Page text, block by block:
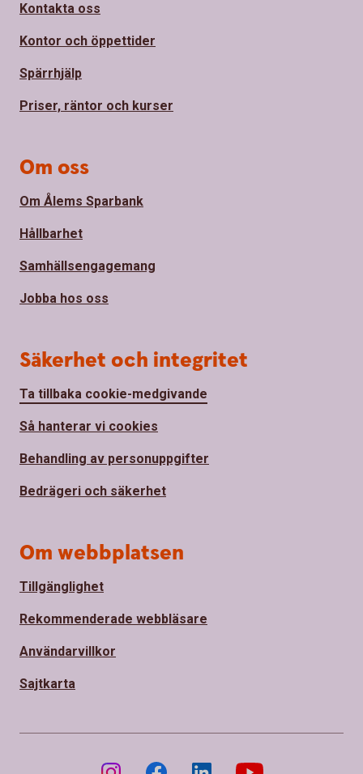
Kontakta oss
Kontor och öppettider
Spärrhjälp
Priser, räntor och kurser
Om oss
Om Ålems Sparbank
Hållbarhet
Samhällsengagemang
Jobba hos oss
Säkerhet och integritet
Ta tillbaka cookie-medgivande
Så hanterar vi cookies
Behandling av personuppgifter
Bedrägeri och säkerhet
Om webbplatsen
Tillgänglighet
Rekommenderade webbläsare
Användarvillkor
Sajtkarta